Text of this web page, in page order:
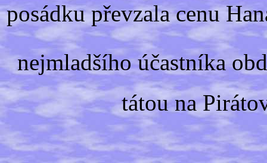
posádku převzala cenu
nejmladšího účastníka
tátou na